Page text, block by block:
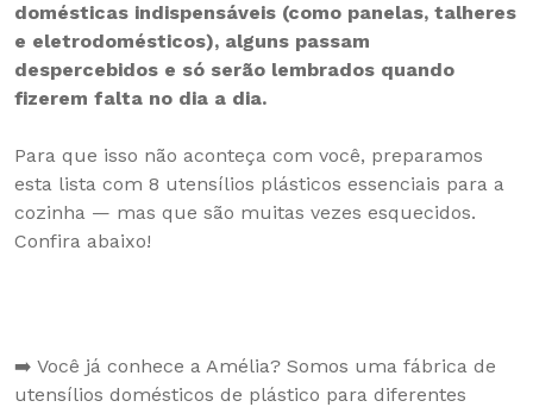
domésticas indispensáveis (como panelas, talheres
e eletrodomésticos), alguns passam
despercebidos e só serão lembrados quando
fizerem falta no dia a dia.
Para que isso não aconteça com você, preparamos
esta lista com 8 utensílios plásticos essenciais para a
cozinha — mas que são muitas vezes esquecidos.
Confira abaixo!
➡️ Você já conhece a Amélia? Somos uma fábrica de
utensílios domésticos de plástico para diferentes